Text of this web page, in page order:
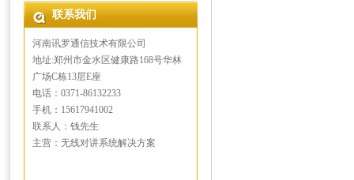
联系我们
河南讯罗通信技术有限公司
地址:郑州市金水区健康路168号华林
广场C栋13层E座
电话：0371-86132233
手机：15617941002
联系人：钱先生
主营：无线对讲系统解决方案